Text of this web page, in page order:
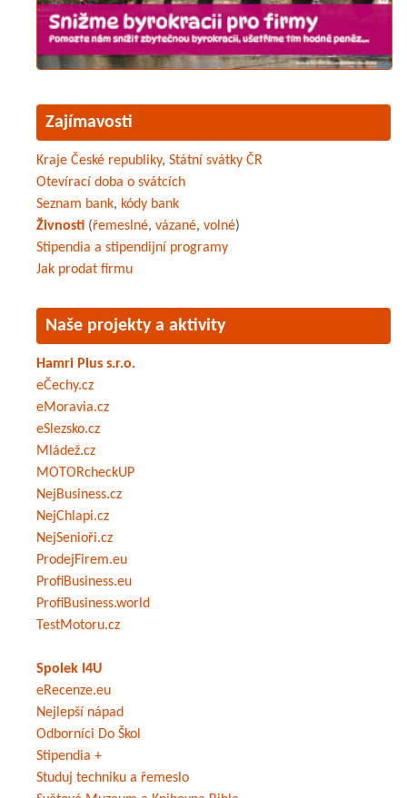
Zajímavosti
Kraje České republiky, Státní svátky ČR
Otevírací doba o svátcích
Seznam bank, kódy bank
Živnosti (řemeslné, vázané, volné)
Stipendia a stipendijní programy
Jak prodat firmu
Naše projekty a aktivity
Hamri Plus s.r.o.
eČechy.cz
eMoravia.cz
eSlezsko.cz
Mládež.cz
MOTORcheckUP
NejBusiness.cz
NejChlapi.cz
NejSenioři.cz
ProdejFirem.eu
ProfiBusiness.eu
ProfiBusiness.world
TestMotoru.cz
Spolek I4U
eRecenze.eu
Nejlepší nápad
Odborníci Do Škol
Stipendia +
Studuj techniku a řemeslo